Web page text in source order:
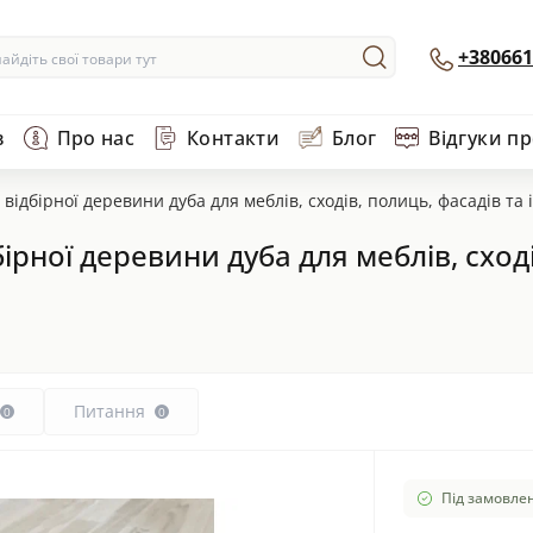
Про нас Контакти Блог Відгуки
деревини дуба для меблів, сходів, полиць, фасадів та
деревини дуба для меблів,
0 Питання 0
Під